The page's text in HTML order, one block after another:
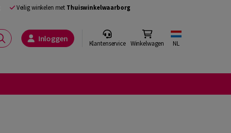
Veilig winkelen met Thuiswinkelwaarborg
Inloggen Klantenservice Winkelwagen NL